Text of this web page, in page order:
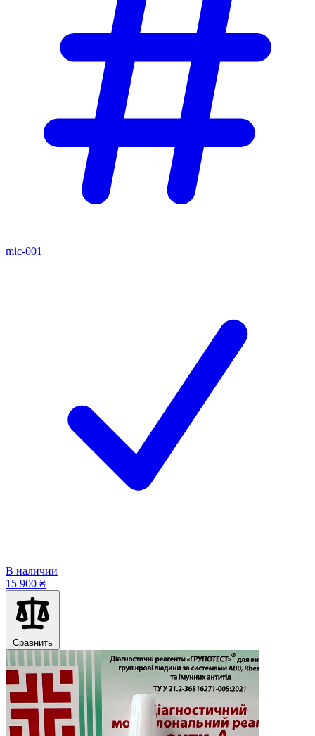
mic-001
В наличии
15 900 ₴
Сравнить